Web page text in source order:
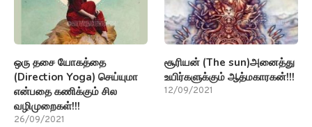
ஒரு தசை யோகத்தை
(Direction Yoga) செய்யுமா
என்பதை கணிக்கும் சில
வழிமுறைகள்!!!
26/09/2021
சூரியன் (The sun)அனைத்து
உயிர்களுக்கும் ஆத்மகாரகன்!!!
12/09/2021